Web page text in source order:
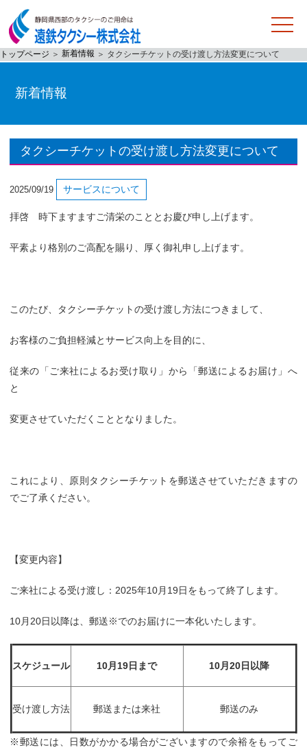
トップページ ＞ 新着情報 ＞ タクシーチケットの受け渡し方法変更について
新着情報
タクシーチケットの受け渡し方法変更について
2025/09/19 サービスについて
拝啓 時下ますますご清栄のこととお慶び申し上げます。
平素より格別のご高配を賜り、厚く御礼申し上げます。
このたび、タクシーチケットの受け渡し方法につきまして、
お客様のご負担軽減とサービス向上を目的に、
従来の「ご来社によるお受け取り」から「郵送によるお届け」へ
と
変更させていただくこととなりました。
これにより、原則タクシーチケットを郵送させていただきますの
でご了承ください。
【変更内容】
ご来社による受け渡し：2025年10月19日をもって終了します。
10月20日以降は、郵送※でのお届けに一本化いたします。
スケジュール 10月19日まで 10月20日以降
受け渡し方法 郵送または来社 郵送のみ
※郵送には、日数がかかる場合がございますので余裕をもってご